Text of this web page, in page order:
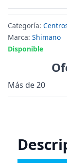
Categoría:
Marca: Shimano
Disponible
Más de 20